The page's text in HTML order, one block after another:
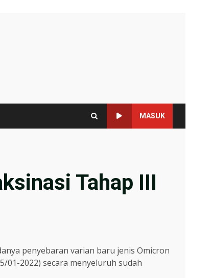
MASUK
Tahap III
penyebaran varian baru jenis Omicron
01-2022) secara menyeluruh sudah